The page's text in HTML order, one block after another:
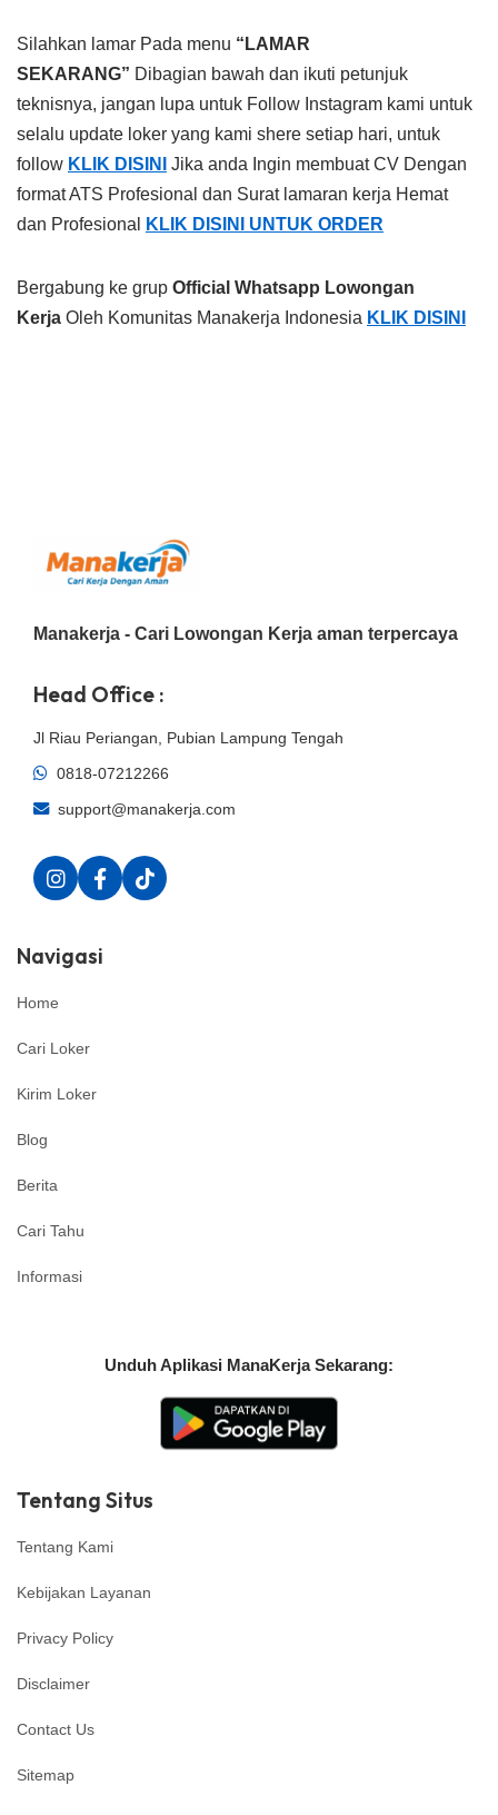
Silahkan lamar Pada menu “LAMAR
SEKARANG” Dibagian bawah dan ikuti petunjuk
teknisnya, jangan lupa untuk Follow Instagram kami untuk
selalu update loker yang kami shere setiap hari, untuk
follow KLIK DISINI
Jika anda Ingin membuat CV Dengan
format ATS Profesional dan Surat lamaran kerja Hemat
dan Profesional
KLIK DISINI UNTUK ORDER
Bergabung ke grup Official Whatsapp Lowongan
Kerja Oleh Komunitas Manakerja Indonesia KLIK DISINI
Manakerja - Cari Lowongan Kerja aman terpercaya
Head Office :
Jl Riau Periangan, Pubian Lampung Tengah
0818-07212266
support@manakerja.com
Navigasi
Home
Cari Loker
Kirim Loker
Blog
Berita
Cari Tahu
Informasi
Unduh Aplikasi ManaKerja Sekarang:
Tentang Situs
Tentang Kami
Kebijakan Layanan
Privacy Policy
Disclaimer
Contact Us
Sitemap